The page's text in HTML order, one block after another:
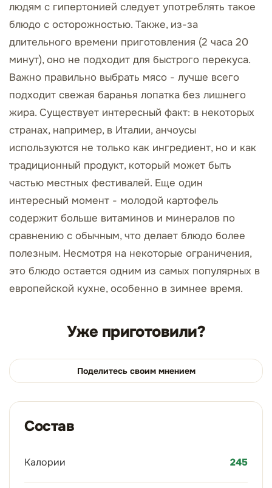
людям с гипертонией следует употреблять такое
блюдо с осторожностью. Также, из-за
длительного времени приготовления (2 часа 20
минут), оно не подходит для быстрого перекуса.
Важно правильно выбрать мясо - лучше всего
подходит свежая баранья лопатка без лишнего
жира. Существует интересный факт: в некоторых
странах, например, в Италии, анчоусы
используются не только как ингредиент, но и как
традиционный продукт, который может быть
частью местных фестивалей. Еще один
интересный момент - молодой картофель
содержит больше витаминов и минералов по
сравнению с обычным, что делает блюдо более
полезным. Несмотря на некоторые ограничения,
это блюдо остается одним из самых популярных в
европейской кухне, особенно в зимнее время.
Уже приготовили?
Поделитесь своим мнением
Состав
Калории 245